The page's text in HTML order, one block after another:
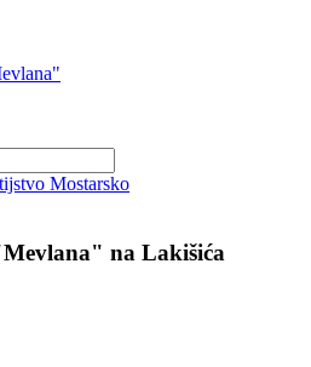
Mostarsko
na Lakišića